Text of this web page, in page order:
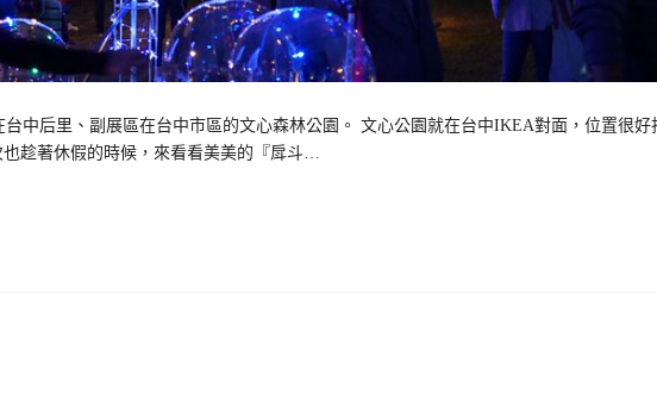
中后里、副展區在台中市區的文心森林公園。 文心公園就在台中IKEA對面，位置很好
趁著休假的時候，來看看美美的『戽斗…